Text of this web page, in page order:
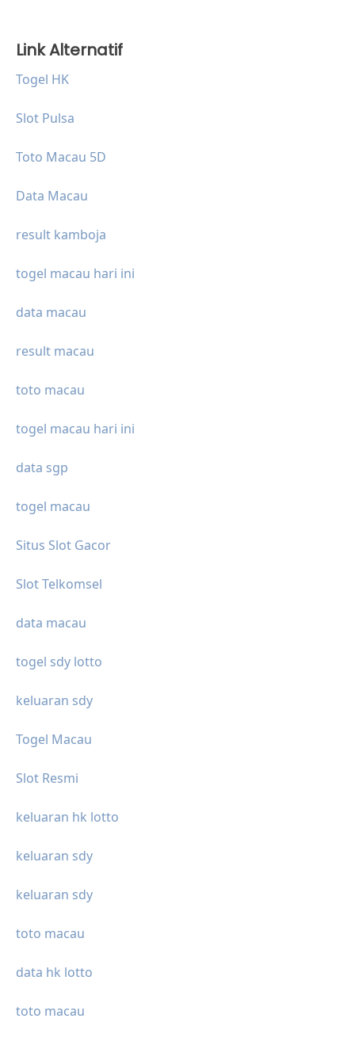
Link Alternatif
Togel HK
Slot Pulsa
Toto Macau 5D
Data Macau
result kamboja
togel macau hari ini
data macau
result macau
toto macau
togel macau hari ini
data sgp
togel macau
Situs Slot Gacor
Slot Telkomsel
data macau
togel sdy lotto
keluaran sdy
Togel Macau
Slot Resmi
keluaran hk lotto
keluaran sdy
keluaran sdy
toto macau
data hk lotto
toto macau